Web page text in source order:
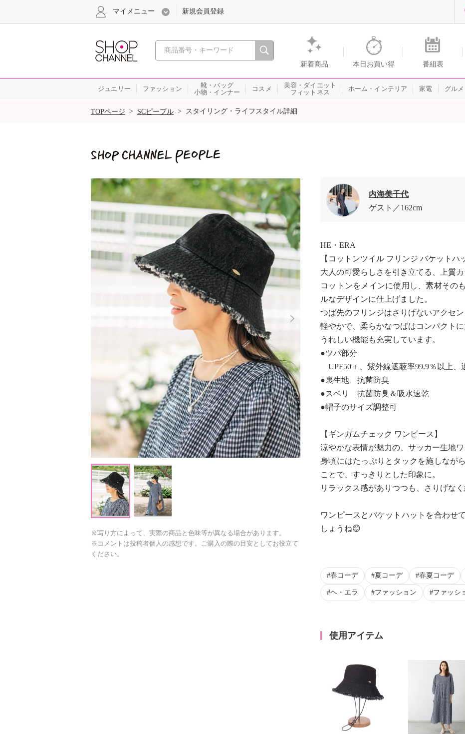
心おどる、瞬間を。通販・テレビショッピングのショップチャンネル
新着商品 本日お買い得 番組表
マイメニュー 新規会員登録
ジュエリー ファッション
靴・バッグ
小物・インナー
コスメ
美容・ダイエット
フィットネス
ホーム・インテリア 家電 グル
SALE
TOPページ > SCピープル > スタイリング・ライフスタイル詳細
Next
※写り方によって、実際の商品と色味等が異なる場合があります。
※コメントは投稿者個人の感想です。ご購入の際の目安としてお役立て
ください。
内海美千代
ゲスト
162cm
HE・ERA
【コットンツイル フリンジ バケット
大人の可愛らしさを引き立てる、上質
コットンをメインに使用し、素材その
ルなデザインに仕上げました。
つば先のフリンジはさりげないアクセン
軽やかで、柔らかなつばはコンパクトに
うれしい機能も充実しています。
●ツバ部分
UPF50＋、紫外線遮蔽率99.9％以上、
●裏生地 抗菌防臭
●スベリ 抗菌防臭＆吸水速乾
●帽子のサイズ調整可
【ギンガムチェック ワンピース】
涼やかな表情が魅力の、サッカー生地ワ
身頃にはたっぷりとタックを施しなが
ことで、すっきりとした印象に。
リラックス感がありつつも、さりげなく
ワンピースとバケットハットを合わせ
しょうね😊
春コーデ 夏コーデ 春夏コーデ
ヘ・エラ ファッション ファッシ
使用アイテム